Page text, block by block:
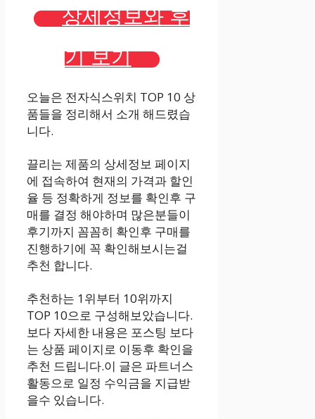
상세정보와 후
기 보기
오늘은 전자식스위치 TOP 10 상
품들을 정리해서 소개 해드렸습
니다.
끌리는 제품의 상세정보 페이지
에 접속하여 현재의 가격과 할인
율 등 정확하게 정보를 확인후 구
매를 결정 해야하며 많은분들이
후기까지 꼼꼼히 확인후 구매를
진행하기에 꼭 확인해보시는걸
추천 합니다.
추천하는 1위부터 10위까지
TOP 10으로 구성해보았습니다.
보다 자세한 내용은 포스팅 보다
는 상품 페이지로 이동후 확인을
추천 드립니다.이 글은 파트너스
활동으로 일정 수익금을 지급받
을수 있습니다.